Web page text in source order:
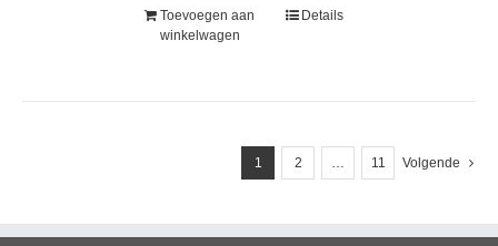
Toevoegen aan
winkelwagen
Details
1 2 … 11 Volgende